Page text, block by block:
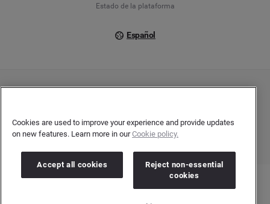
Estado de la plataforma
Español
Cookies are used to improve your experience and provide updates
on new features. Learn more in ourCookie policy.
Accept all cookies
Reject non-essential
cookies